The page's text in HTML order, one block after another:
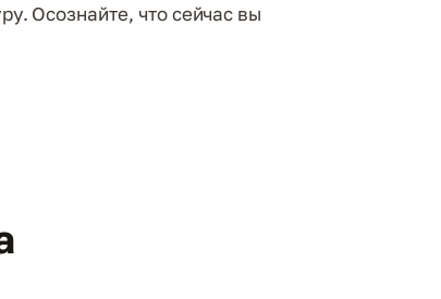
Осознайте, что сейчас вы